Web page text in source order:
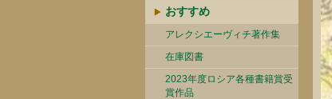
おすすめ
アレクシエーヴィチ著作集
在庫図書
2023年度ロシア各種書籍賞受
賞作品